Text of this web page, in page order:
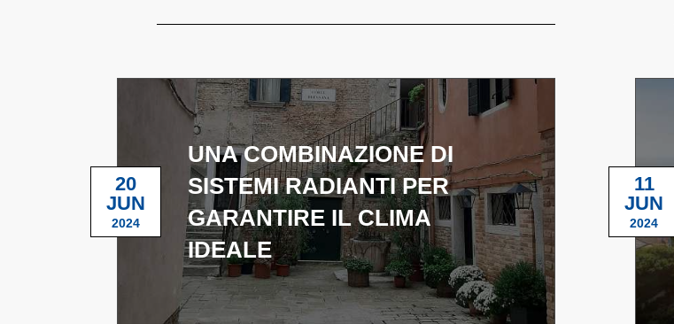
UNA COMBINAZIONE DI
SISTEMI RADIANTI PER
GARANTIRE IL CLIMA
IDEALE
20
JUN
2024
11
JUN
2024